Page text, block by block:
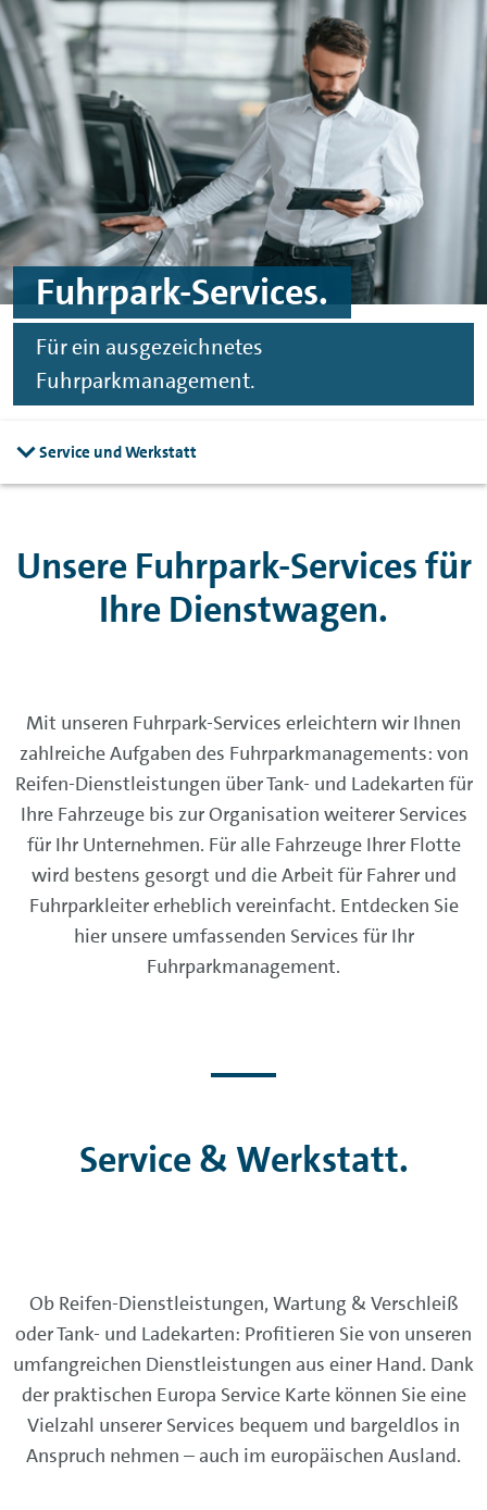
Zum Hauptinhalt springen
Zur Fußzeile springen
Fuhrpark-Services.
Für ein ausgezeichnetes
Fuhrparkmanagement.
Service und Werkstatt
Unsere Fuhrpark-Services für
Ihre Dienstwagen.
Mit unseren Fuhrpark-Services erleichtern wir Ihnen
zahlreiche Aufgaben des Fuhrparkmanagements: von
Reifen-Dienstleistungen über Tank- und Ladekarten für
Ihre Fahrzeuge bis zur Organisation weiterer Services
für Ihr Unternehmen. Für alle Fahrzeuge Ihrer Flotte
wird bestens gesorgt und die Arbeit für Fahrer und
Fuhrparkleiter erheblich vereinfacht. Entdecken Sie
hier unsere umfassenden Services für Ihr
Fuhrparkmanagement.
Service & Werkstatt.
Ob Reifen-Dienstleistungen, Wartung & Verschleiß
oder Tank- und Ladekarten: Profitieren Sie von unseren
umfangreichen Dienstleistungen aus einer Hand. Dank
der praktischen Europa Service Karte können Sie eine
Vielzahl unserer Services bequem und bargeldlos in
Anspruch nehmen – auch im europäischen Ausland.